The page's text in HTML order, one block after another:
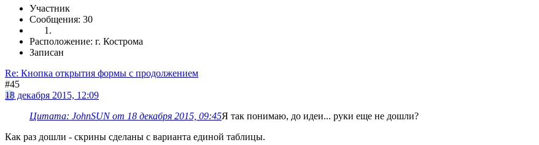
Участник
Сообщения: 30
Расположение: г. Кострома
Записан
Re: Кнопка открытия формы с продолжением
#45
18 декабря 2015, 12:09
Цитата: JohnSUN от 18 декабря 2015, 09:45Я так понимаю, до идеи... руки еще не дошли?
Как раз дошли - скрины сделаны с варианта единой таблицы.